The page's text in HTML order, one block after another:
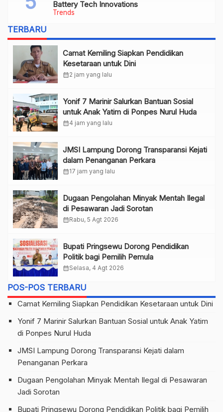
Trends
Battery Tech Innovations
TERBARU
Camat Kemiling Siapkan Pendidikan
Kesetaraan untuk Dini
calendar_month2 jam yang lalu
Yonif 7 Marinir Salurkan Bantuan Sosial
untuk Anak Yatim di Ponpes Nurul Huda
calendar_month4 jam yang lalu
JMSI Lampung Dorong Transparansi Kejati
dalam Penanganan Perkara
calendar_month17 jam yang lalu
Dugaan Pengolahan Minyak Mentah Ilegal
di Pesawaran Jadi Sorotan
calendar_monthRabu, 5 Agt 2026
Bupati Pringsewu Dorong Pendidikan
Politik bagi Pemilih Pemula
calendar_monthSelasa, 4 Agt 2026
POS-POS TERBARU
Camat Kemiling Siapkan Pendidikan Kesetaraan untuk Dini
Yonif 7 Marinir Salurkan Bantuan Sosial untuk Anak Yatim
di Ponpes Nurul Huda
JMSI Lampung Dorong Transparansi Kejati dalam
Penanganan Perkara
Dugaan Pengolahan Minyak Mentah Ilegal di Pesawaran
Jadi Sorotan
Bupati Pringsewu Dorong Pendidikan Politik bagi Pemilih